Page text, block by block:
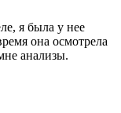
я была у нее
она осмотрела
анализы.